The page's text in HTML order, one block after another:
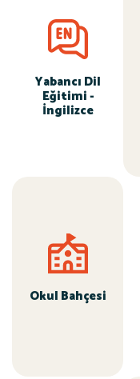
Yabancı Dil
Eğitimi -
İngilizce
Okul Bahçesi